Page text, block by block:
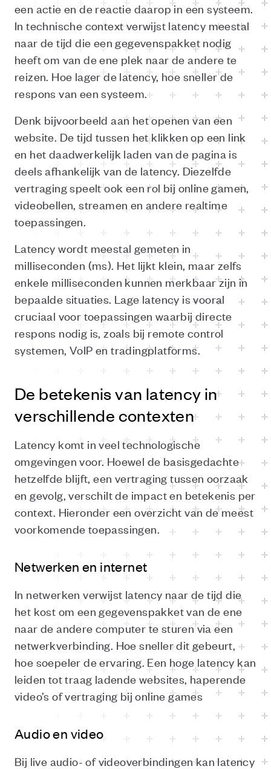
een actie en de reactie daarop in een systeem.
In technische context verwijst latency meestal
naar de tijd die een gegevenspakket nodig
heeft om van de ene plek naar de andere te
reizen. Hoe lager de latency, hoe sneller de
respons van een systeem.
Denk bijvoorbeeld aan het openen van een
website. De tijd tussen het klikken op een link
en het daadwerkelijk laden van de pagina is
deels afhankelijk van de latency. Diezelfde
vertraging speelt ook een rol bij online gamen,
videobellen, streamen en andere realtime
toepassingen.
Latency wordt meestal gemeten in
milliseconden (ms). Het lijkt klein, maar zelfs
enkele milliseconden kunnen merkbaar zijn in
bepaalde situaties. Lage latency is vooral
cruciaal voor toepassingen waarbij directe
respons nodig is, zoals bij remote control
systemen, VoIP en tradingplatforms.
De betekenis van latency in
verschillende contexten
Latency komt in veel technologische
omgevingen voor. Hoewel de basisgedachte
hetzelfde blijft, een vertraging tussen oorzaak
en gevolg, verschilt de impact en betekenis per
context. Hieronder een overzicht van de meest
voorkomende toepassingen.
Netwerken en internet
In netwerken verwijst latency naar de tijd die
het kost om een gegevenspakket van de ene
naar de andere computer te sturen via een
netwerkverbinding. Hoe sneller dit gebeurt,
hoe soepeler de ervaring. Een hoge latency kan
leiden tot traag ladende websites, haperende
video’s of vertraging bij online games
Audio en video
Bij live audio- of videoverbindingen kan latency